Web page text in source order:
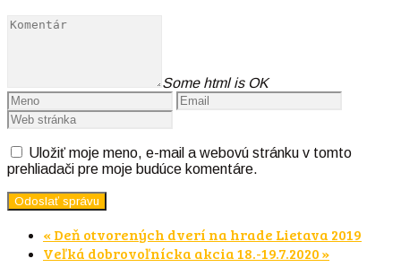
Some html is OK
Uložiť moje meno, e-mail a webovú stránku v tomto
prehliadači pre moje budúce komentáre.
«Deň otvorených dverí na hrade Lietava 2019
Veľká dobrovoľnícka akcia 18.-19.7.2020»